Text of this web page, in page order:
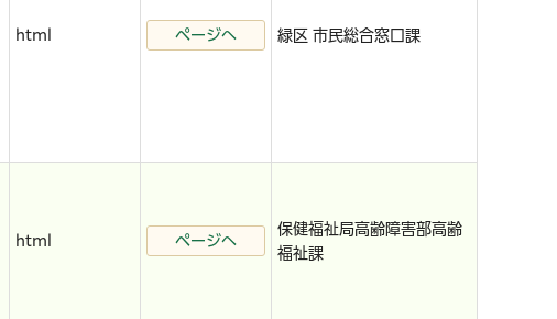
html ページへ 緑区 市民総合窓口課
html ページへ
保健福祉局高齢障害部高齢
福祉課